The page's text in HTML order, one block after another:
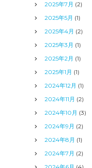
2025年7月 (2)
2025年5月 (1)
2025年4月 (2)
2025年3月 (1)
2025年2月 (1)
2025年1月 (1)
2024年12月 (1)
2024年11月 (2)
2024年10月 (3)
2024年9月 (2)
2024年8月 (1)
2024年7月 (2)